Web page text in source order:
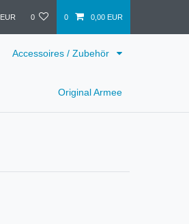
EUR 0 0 0,00 EUR
Accessoires / Zubehör
Original Armee